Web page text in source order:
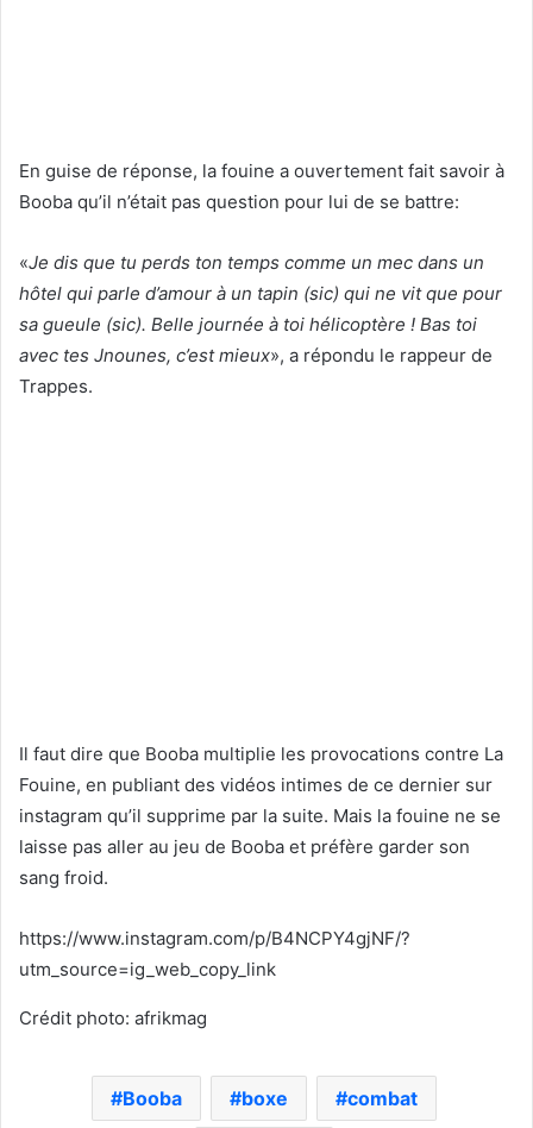
En guise de réponse, la fouine a ouvertement fait savoir à
Booba qu’il n’était pas question pour lui de se battre:
«Je dis que tu perds ton temps comme un mec dans un
hôtel qui parle d’amour à un tapin (sic) qui ne vit que pour
sa gueule (sic). Belle journée à toi hélicoptère ! Bas toi
avec tes Jnounes, c’est mieux», a répondu le rappeur de
Trappes.
Il faut dire que Booba multiplie les provocations contre La
Fouine, en publiant des vidéos intimes de ce dernier sur
instagram qu’il supprime par la suite. Mais la fouine ne se
laisse pas aller au jeu de Booba et préfère garder son
sang froid.
https://www.instagram.com/p/B4NCPY4gjNF/?
utm_source=ig_web_copy_link
Crédit photo: afrikmag
Booba boxe combat